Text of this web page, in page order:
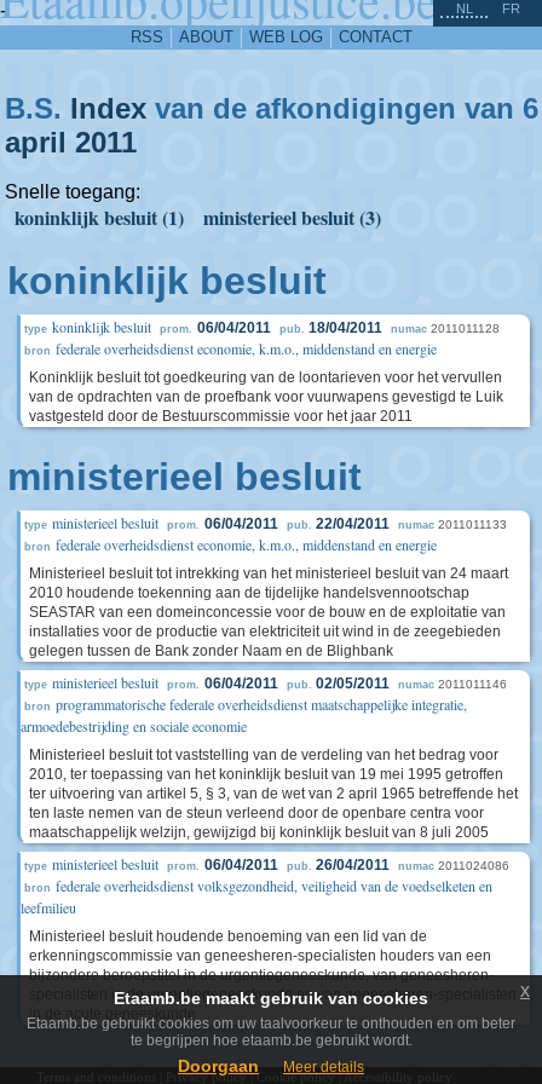
-
RSS ABOUT WEB LOG CONTACT
NL FR
B.S. Index van de afkondigingen van 6
april 2011
Snelle toegang:
koninklijk besluit (1) ministerieel besluit (3)
koninklijk besluit
type koninklijk besluit prom. 06/04/2011 pub. 18/04/2011 numac 2011011128
bron federale overheidsdienst economie, k.m.o., middenstand en energie
Koninklijk besluit tot goedkeuring van de loontarieven voor het vervullen
van de opdrachten van de proefbank voor vuurwapens gevestigd te Luik
vastgesteld door de Bestuurscommissie voor het jaar 2011
ministerieel besluit
type ministerieel besluit prom. 06/04/2011 pub. 22/04/2011 numac 2011011133
bron federale overheidsdienst economie, k.m.o., middenstand en energie
Ministerieel besluit tot intrekking van het ministerieel besluit van 24 maart
2010 houdende toekenning aan de tijdelijke handelsvennootschap
SEASTAR van een domeinconcessie voor de bouw en de exploitatie van
installaties voor de productie van elektriciteit uit wind in de zeegebieden
gelegen tussen de Bank zonder Naam en de Blighbank
type ministerieel besluit prom. 06/04/2011 pub. 02/05/2011 numac 2011011146
bron programmatorische federale overheidsdienst maatschappelijke integratie,
armoedebestrijding en sociale economie
Ministerieel besluit tot vaststelling van de verdeling van het bedrag voor
2010, ter toepassing van het koninklijk besluit van 19 mei 1995 getroffen
ter uitvoering van artikel 5, § 3, van de wet van 2 april 1965 betreffende het
ten laste nemen van de steun verleend door de openbare centra voor
maatschappelijk welzijn, gewijzigd bij koninklijk besluit van 8 juli 2005
type ministerieel besluit prom. 06/04/2011 pub. 26/04/2011 numac 2011024086
bron federale overheidsdienst volksgezondheid, veiligheid van de voedselketen en
leefmilieu
Ministerieel besluit houdende benoeming van een lid van de
erkenningscommissie van geneesheren-specialisten houders van een
bijzondere beroepstitel in de urgentiegeneeskunde, van geneesheren-
specialisten in de urgentiegeneeskunde en van geneesheren-specialisten
in de acute geneeskunde
^
Privacy policy|Cookie policy|Accessibility policy
Etaamb.be maakt gebruik van cookies
Etaamb.be gebruikt cookies om uw taalvoorkeur te onthouden en om beter
te begrijpen hoe etaamb.be gebruikt wordt.
Doorgaan Meer details
x